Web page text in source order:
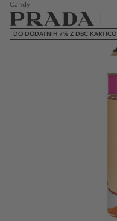
Candy
DO DODATNIH 7% Z DBC KARTICO